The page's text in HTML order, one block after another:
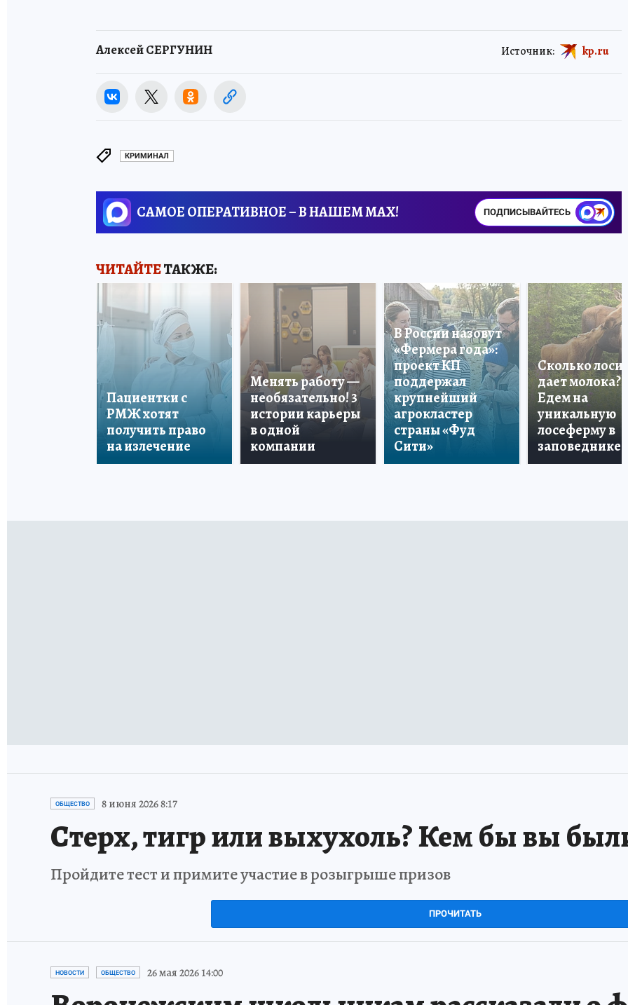
Алексей СЕРГУНИН Источник: kp.ru
КРИМИНАЛ
САМОЕ ОПЕРАТИВНОЕ – В НАШЕМ MAX! ПОДПИСЫВАЙТЕСЬ
ЧИТАЙТЕТАКЖЕ:
Пациентки с
РМЖ хотят
получить право
на излечение
Менять работу —
необязательно! 3
истории карьеры
в одной
компании
В России назовут
«Фермера года»:
проект КП
поддержал
крупнейший
агрокластер
страны «Фуд
Сити»
Сколько
дает молока?
Едем на
уникальную
лосеферму в
заповеднике!
ОБЩЕСТВО 8 июня 2026 8:17
Стерх, тигр или выхухоль? Кем бы вы
Пройдите тест и примите участие в розыгрыше призов
ПРОЧИТАТЬ
НОВОСТИ ОБЩЕСТВО 26 мая 2026 14:00